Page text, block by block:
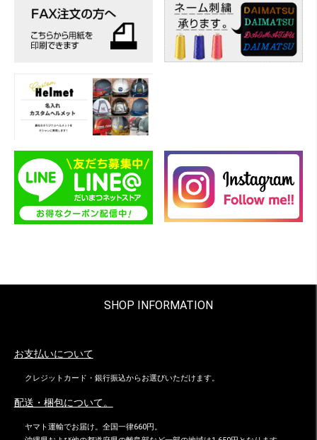
SHOP INFORMATION
お支払いについて
クレジットカード・銀行振込からお選びいただけます。
配送・梱包について。
ヤマト運輸でお届け。全国一律660円。